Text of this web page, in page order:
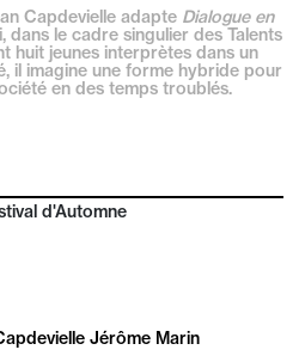
Capdevielle adapte Dialogue en
dans le cadre singulier des Talents
huit jeunes interprètes dans un
il imagine une forme hybride pour
en des temps troublés.
d'Automne
Jérôme Marin